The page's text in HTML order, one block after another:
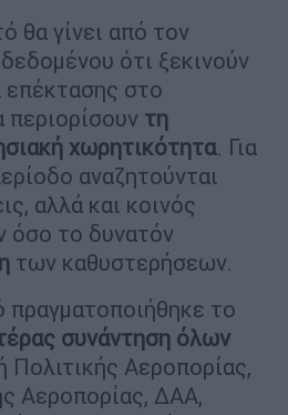
θα γίνει από τον
ότι ξεκινούν
επέκτασης στο
τη
χωρητικότητα. Για
αναζητούνται
αλλά και κοινός
όσο το δυνατόν
των καθυστερήσεων.
πραγματοποιήθηκε το
συνάντηση όλων
Πολιτικής Αεροπορίας,
Αεροπορίας, ΔΑΑ,